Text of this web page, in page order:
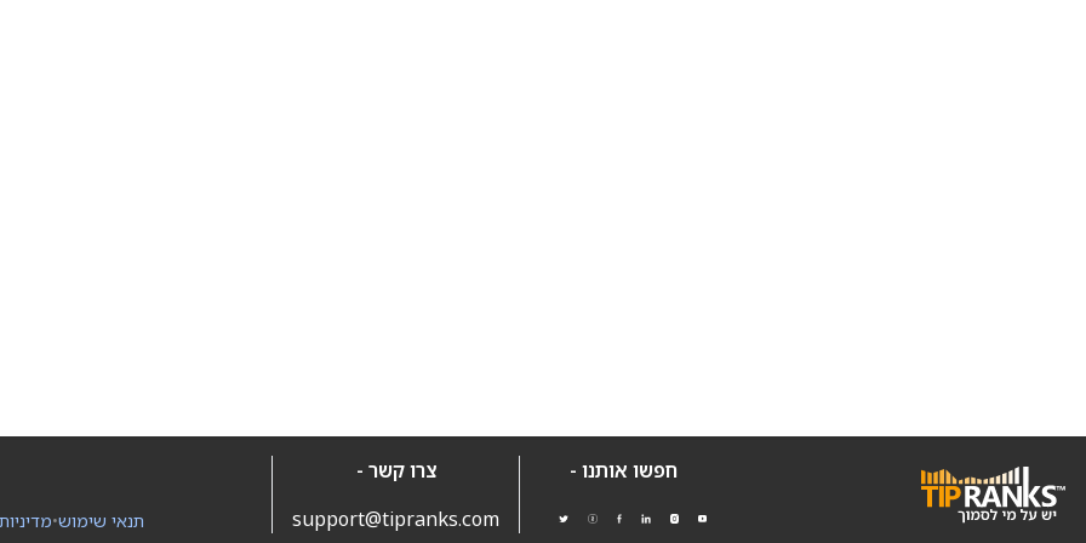
חפשו אותנו -
צרו קשר -
support@tipranks.com
•תנאי שימוש